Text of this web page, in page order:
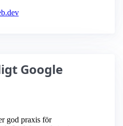
Google
god praxis för